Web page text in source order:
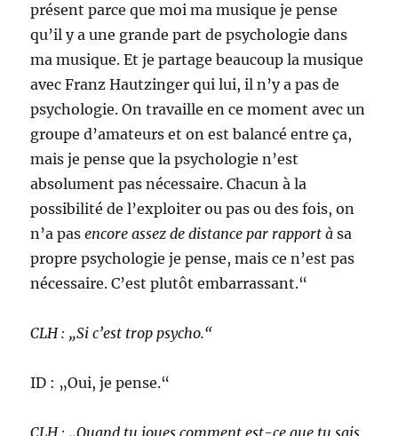
présent parce que moi ma musique je pense
qu’il y a une grande part de psychologie dans
ma musique. Et je partage beaucoup la musique
avec Franz Hautzinger qui lui, il n’y a pas de
psychologie. On travaille en ce moment avec un
groupe d’amateurs et on est balancé entre ça,
mais je pense que la psychologie n’est
absolument pas nécessaire. Chacun à la
possibilité de l’exploiter ou pas ou des fois, on
n’a pasencore assez de distance par rapport à sa
propre psychologie je pense, mais ce n’est pas
nécessaire. C’est plutôt embarrassant.“
CLH : „Si c’est trop psycho.“
ID : „Oui, je pense.“